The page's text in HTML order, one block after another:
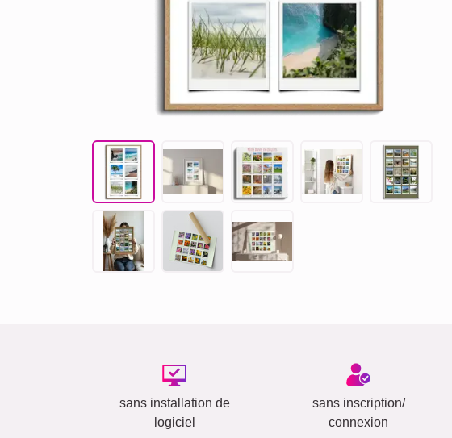
sans installation de
logiciel
sans inscription/
connexion